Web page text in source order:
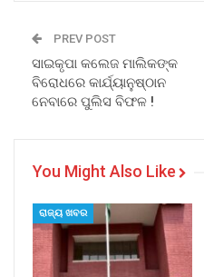
PREV POST
ସାଇକୃପା କଲେଜ ମାଲିକଙ୍କ
ବିରୋଧରେ କାର୍ଯ୍ୟାନୁଷ୍ଠାନ
ନେବାରେ ପୁଲିସ ବିଫଳ !
You Might Also Like
ରାଜ୍ୟ ଖବର